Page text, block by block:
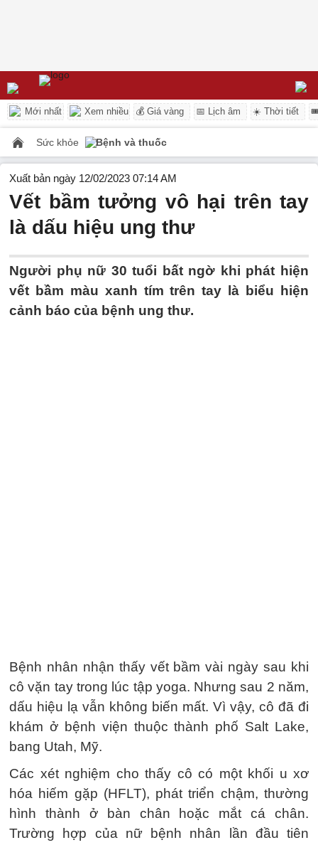
Mới nhất Xem nhiều 💰 Giá vàng 📅 Lịch âm ☀️ Thời tiết
Sức khỏe Bệnh và thuốc
Xuất bản ngày 12/02/2023 07:14 AM
Vết bầm tưởng vô hại trên tay
là dấu hiệu ung thư
Người phụ nữ 30 tuổi bất ngờ khi phát hiện
vết bầm màu xanh tím trên tay là biểu hiện
cảnh báo của bệnh ung thư.
Bệnh nhân nhận thấy vết bầm vài ngày sau khi
cô vặn tay trong lúc tập yoga. Nhưng sau 2 năm,
dấu hiệu lạ vẫn không biến mất. Vì vậy, cô đã đi
khám ở bệnh viện thuộc thành phố Salt Lake,
bang Utah, Mỹ.
Các xét nghiệm cho thấy cô có một khối u xơ
hóa hiếm gặp (HFLT), phát triển chậm, thường
hình thành ở bàn chân hoặc mắt cá chân.
Trường hợp của nữ bệnh nhân lần đầu tiên